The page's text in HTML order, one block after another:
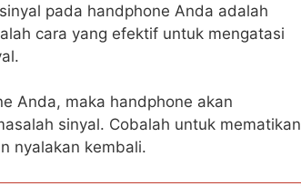
pada handphone Anda adalah
cara yang efektif untuk mengatasi
Anda, maka handphone akan
sinyal. Cobalah untuk mematikan
nyalakan kembali.